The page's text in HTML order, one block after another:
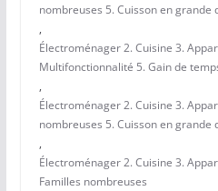
nombreuses 5. Cuisson en grande
,
Électroménager 2. Cuisine 3.
Multifonctionnalité 5. Gain de
,
Électroménager 2. Cuisine 3.
nombreuses 5. Cuisson en grande
,
Électroménager 2. Cuisine 3.
Familles nombreuses